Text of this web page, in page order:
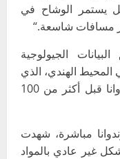
يستمر الوشاح في
مسافات شاسعة“.
الجيولوجية
المحيط الهندي، الذي
تشكل بعد تفكك القارة العملاقة غوندوانا قبل أكثر من 100
مباشرة، شهدت
غير عادي بالمواد